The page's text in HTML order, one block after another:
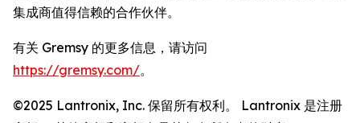
集成商值得信赖的合作伙伴。
有关 Gremsy 的更多信息，请访问
https://gremsy.com/。
©2025 Lantronix, Inc. 保留所有权利。 Lantronix 是注册